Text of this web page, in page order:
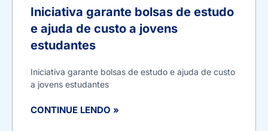
Iniciativa garante bolsas de estudo
e ajuda de custo a jovens
estudantes
Iniciativa garante bolsas de estudo e ajuda de custo
a jovens estudantes
CONTINUE LENDO »